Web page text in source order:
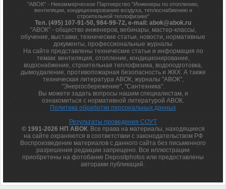
"АВОК" - Некоммерческое Партнерство "Инженеры по отоплению,
вентиляции, кондиционированию воздуха, теплоснабжению и
строительной теплофизике"
Тел. (495) 107-91-50, 984-99-72, e-mail: abok@abok.ru
"АВОК" - общество инженеров, вебинары, мастер-классы,
обучение, выставки, технические статьи, новости, нормативные
документы, профессиональные журналы
На сайте представлены технические статьи и информация по
темам: вентиляция, отопление, кондиционирование,
водоснабжение, строительная теплофизика, водоподготовка,
дымоудаление, противопожарная безопасность и ЖКХ. А также
техническая литература АВОК, журналы "АВОК",
"Энергосбережение", "Сантехника".
Вы можете задать вопросы нашим специалистам, и
ознакомиться с нормативной литературой АВОК.
Политика обработки персональных данных
Результаты проведения СОУТ
© 1991-2026 НП АВОК. Все права на материалы, находящиеся
на сайте охраняются в соответствии с законодательством РФ
Воспроизведение материалов с данного сайта без письменного
разрешения редакции запрещено. Все иллюстрации
приобретены на фотобанке Depositphotos или предоставлены
авторами публикаций.